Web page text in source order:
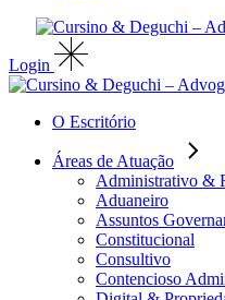
Login
O Escritório
Áreas de Atuação
Administrativo &
Aduaneiro
Assuntos
Constitucional
Consultivo
Contencioso